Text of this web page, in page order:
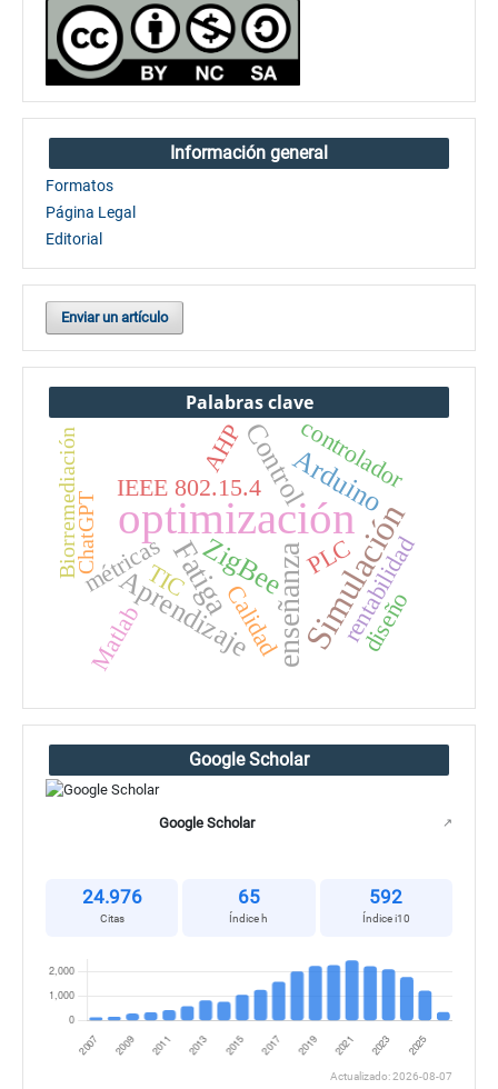
Información general
Formatos
Página Legal
Editorial
Enviar un artículo
Palabras clave
optimizaciónSimulación
Fatiga enseñanza
Arduino
ZigBee
Aprendizaje
Control
métricas
IEEE 802.15.4
TIC
PLCrentabilidad
AHP
Matlab diseño
controlador
Calidad
BiorremediaciónChatGPT
Google Scholar
Google Scholar ↗
24.976
Citas
65
Índice h
592
Índice i10
Actualizado: 2026-08-07